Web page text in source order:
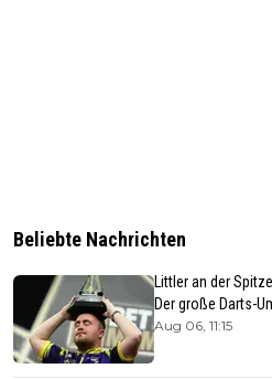
Beliebte Nachrichten
Littler an der
Der große Darts-
Aug 06, 11:15